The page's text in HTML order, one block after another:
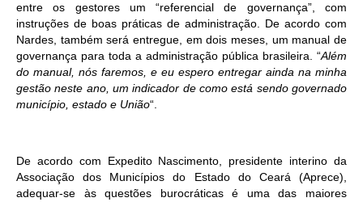
entre os gestores um “referencial de governança”, com
instruções de boas práticas de administração. De acordo com
Nardes, também será entregue, em dois meses, um manual de
governança para toda a administração pública brasileira. “Além
do manual, nós faremos, e eu espero entregar ainda na minha
gestão neste ano, um indicador de como está sendo governado
município, estado e União“.
De acordo com Expedito Nascimento, presidente interino da
Associação dos Municípios do Estado do Ceará (Aprece),
adequar-se às questões burocráticas é uma das maiores